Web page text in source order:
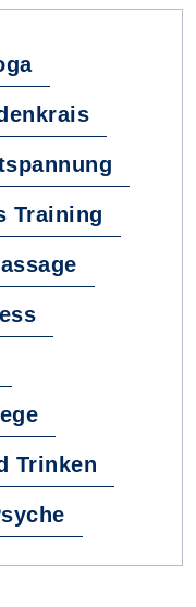
Training
Trinken